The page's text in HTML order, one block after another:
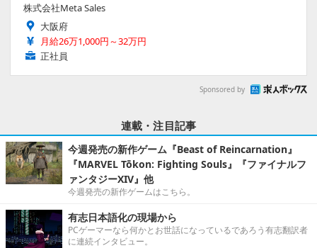
株式会社Meta Sales
大阪府
月給26万1,000円～32万円
正社員
Sponsored by
連載・注目記事
今週発売の新作ゲーム『Beast of Reincarnation』
『MARVEL Tōkon: Fighting Souls』『ファイナルフ
ァンタジーXIV』他
今週発売の新作ゲームはこちら。
有志日本語化の現場から
PCゲーマーなら何かとお世話になっているであろう有志翻訳者
に連続インタビュー。